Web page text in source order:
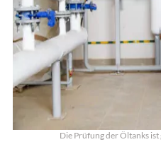
Die Prüfung der Öltanks